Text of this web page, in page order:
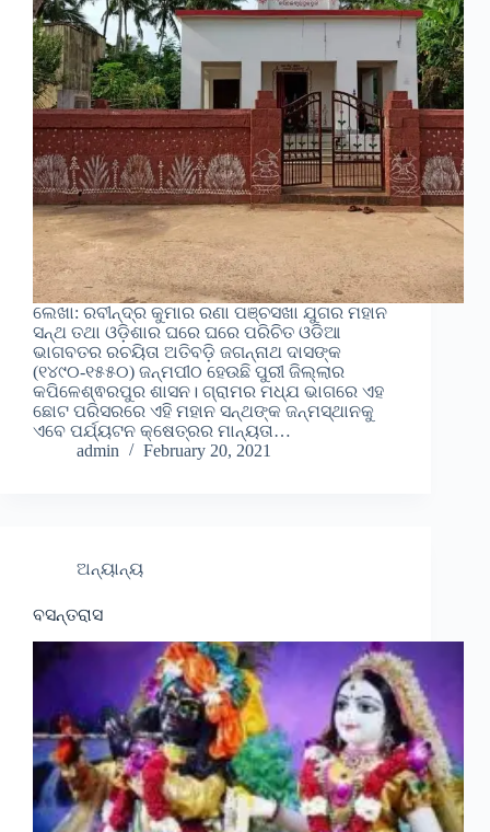
ଲେଖା: ରବୀନ୍ଦ୍ର କୁମାର ରଣା ପଞ୍ଚସଖା ଯୁଗର ମହାନ
ସନ୍ଥ ତଥା ଓଡ଼ିଶାର ଘରେ ଘରେ ପରିଚିତ ଓଡିଆ
ଭାଗବତର ରଚୟିତା ଅତିବଡ଼ି ଜଗନ୍ନାଥ ଦାସଙ୍କ
(୧୪୯୦-୧୫୫୦) ଜନ୍ମପୀଠ ହେଉଛି ପୁରୀ ଜିଲ୍ଲାର
କପିଳେଶ୍ଵରପୁର ଶାସନ। ଗ୍ରାମର ମଧ୍ଯ ଭାଗରେ ଏହ
ଛୋଟ ପରିସରରେ ଏହି ମହାନ ସନ୍ଥଙ୍କ ଜନ୍ମସ୍ଥାନକୁ
ଏବେ ପର୍ଯ୍ୟଟନ କ୍ଷେତ୍ରର ମାନ୍ୟତା…
admin
February 20, 2021
ଅନ୍ୟାନ୍ୟ
ବସନ୍ତରାସ